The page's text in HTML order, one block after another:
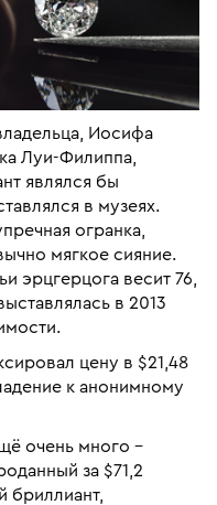
Иосифа
Луи-Филиппа,
являлся бы
в музеях.
огранка,
мягкое сияние.
эрцгерцога весит 76,
в 2013
цену в $21,48
к анонимному
очень много –
за $71,2
бриллиант,